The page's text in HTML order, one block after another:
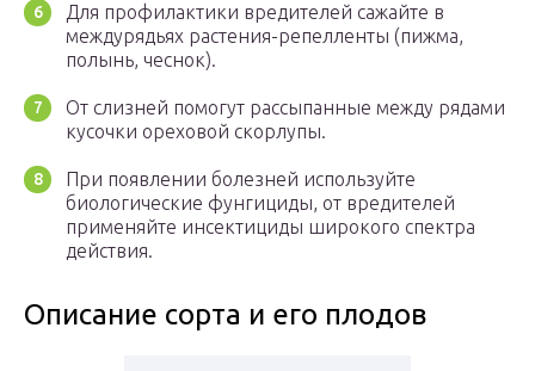
Для профилактики вредителей сажайте в
междурядьях растения-репелленты (пижма,
полынь, чеснок).
От слизней помогут рассыпанные между рядами
кусочки ореховой скорлупы.
При появлении болезней используйте
биологические фунгициды, от вредителей
применяйте инсектициды широкого спектра
действия.
Описание сорта и его плодов